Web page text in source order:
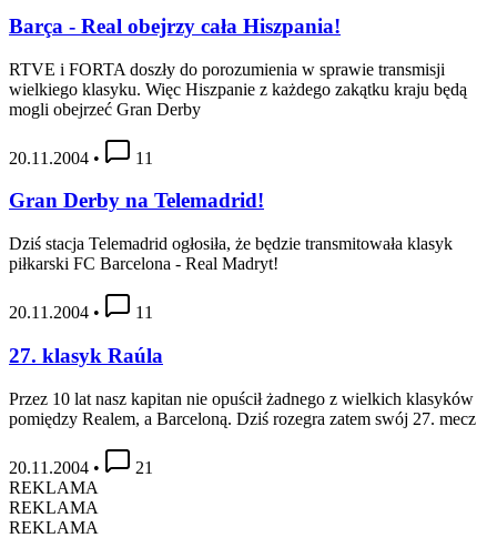
Barça - Real obejrzy cała Hiszpania!
RTVE i FORTA doszły do porozumienia w sprawie transmisji
wielkiego klasyku. Więc Hiszpanie z każdego zakątku kraju będą
mogli obejrzeć Gran Derby
20.11.2004 • 11
Gran Derby na Telemadrid!
Dziś stacja Telemadrid ogłosiła, że będzie transmitowała klasyk
piłkarski FC Barcelona - Real Madryt!
20.11.2004 • 11
27. klasyk Raúla
Przez 10 lat nasz kapitan nie opuścił żadnego z wielkich klasyków
pomiędzy Realem, a Barceloną. Dziś rozegra zatem swój 27. mecz
20.11.2004 •
21
REKLAMA
REKLAMA
REKLAMA